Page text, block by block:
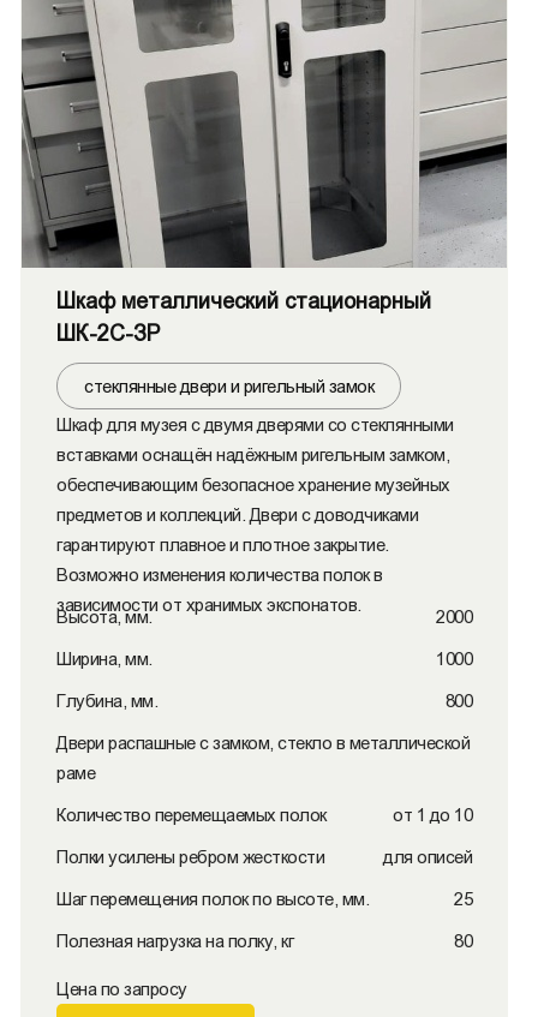
Шкаф металлический стационарный
ШК-2С-ЗР
стеклянные двери и ригельный замок
Шкаф для музея с двумя дверями со стеклянными
вставками оснащён надёжным ригельным замком,
обеспечивающим безопасное хранение музейных
предметов и коллекций. Двери с доводчиками
гарантируют плавное и плотное закрытие.
Возможно изменения количества полок в
зависимости от хранимых экспонатов.
Высота, мм. 2000
Ширина, мм. 1000
Глубина, мм. 800
Двери распашные с замком, стекло в металлической
раме
Количество перемещаемых полок от 1 до 10
Полки усилены ребром жесткости для описей
Шаг перемещения полок по высоте, мм. 25
Полезная нагрузка на полку, кг 80
Цена по запросу